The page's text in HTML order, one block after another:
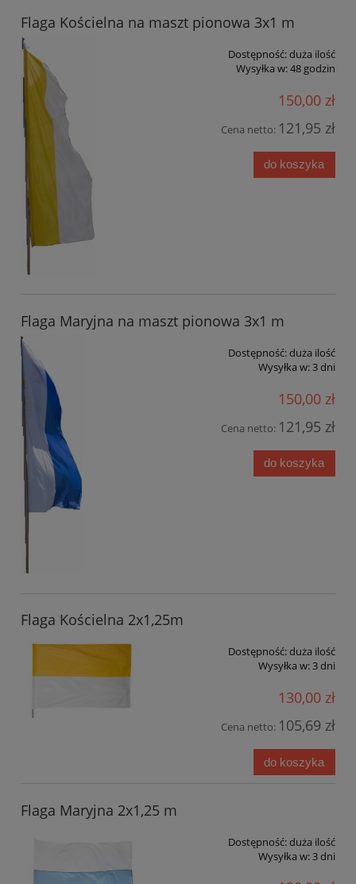
Flaga Kościelna na maszt pionowa 3x1 m
Dostępność:duża ilość
Wysyłka w:48 godzin
150,00 zł
Cena netto: 121,95 zł
do koszyka
Flaga Maryjna na maszt pionowa 3x1 m
Dostępność:duża ilość
Wysyłka w:3 dni
150,00 zł
Cena netto: 121,95 zł
do koszyka
Flaga Kościelna 2x1,25m
Dostępność:duża ilość
Wysyłka w:3 dni
130,00 zł
Cena netto: 105,69 zł
do koszyka
Flaga Maryjna 2x1,25 m
Dostępność:duża ilość
Wysyłka w: 3 dni